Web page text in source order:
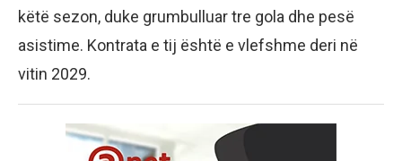
këtë sezon, duke grumbulluar tre gola dhe pesë
asistime. Kontrata e tij është e vlefshme deri në
vitin 2029.